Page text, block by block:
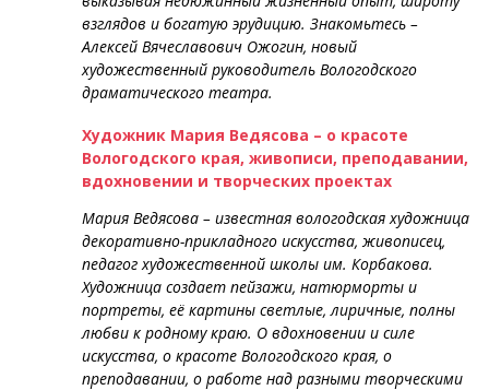
взглядов и богатую эрудицию. Знакомьтесь –
Алексей Вячеславович Ожогин, новый
художественный руководитель Вологодского
драматического театра.
Художник Мария Ведясова – о красоте
Вологодского края, живописи, преподавании,
вдохновении и творческих проектах
Мария Ведясова – известная вологодская художница
декоративно-прикладного искусства, живописец,
педагог художественной школы им. Корбакова.
Художница создает пейзажи, натюрморты и
портреты, её картины светлые, лиричные, полны
любви к родному краю. О вдохновении и силе
искусства, о красоте Вологодского края, о
преподавании, о работе над разными творческими